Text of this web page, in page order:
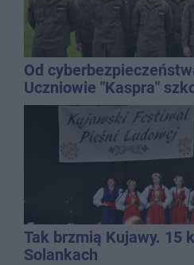
Od
Uczniowie "Kaspra"
Tak brzmią Kujawy. 15
Solankach